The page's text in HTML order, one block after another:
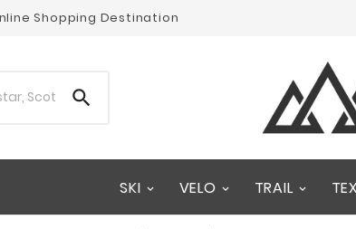
Shopping Destination

SKI VELO TRAIL